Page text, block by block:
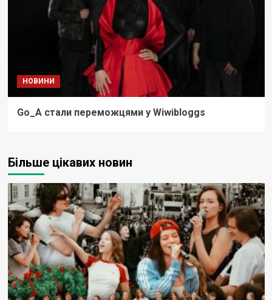
НОВИНИ
Go_A стали переможцями у Wiwibloggs
Більше цікавих новин